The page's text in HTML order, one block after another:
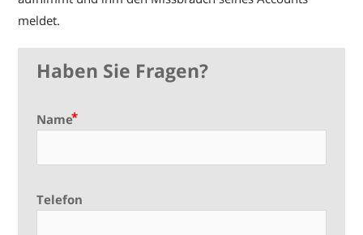
meldet.
Haben Sie Fragen?
Name
Telefon